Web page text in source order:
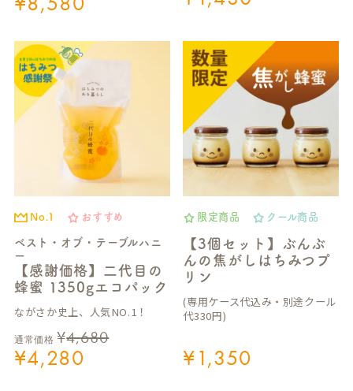
No.1 おすすめ
ベスト・オブ・テーブルハニ
ー
【感謝価格】二代目の
蜂蜜 1350gエコパック
ながさか史上、人気NO.1！
通常価格 ¥4,680
¥4,280
限定商品 クール商品
【3個セット】ぶんぶ
んの焦がしはちみつプ
リン
(専用ケース代込み・別途クール
代330円)
¥1,350